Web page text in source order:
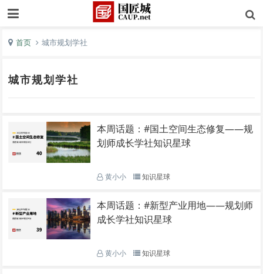
首页 城市规划学社
城市规划学社
本周话题：#国土空间生态修复——规
划师成长学社知识星球
黄小小 知识星球
本周话题：#新型产业用地——规划师
成长学社知识星球
黄小小 知识星球